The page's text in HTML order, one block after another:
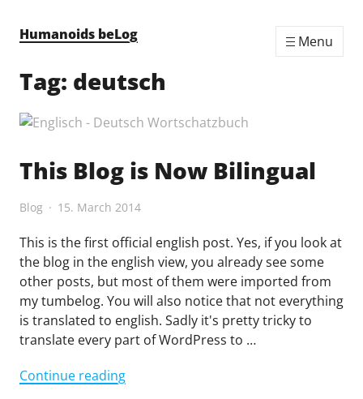
Humanoids beLog
Menu
Tag: deutsch
This Blog is Now Bilingual
Blog 15. March 2014
This is the first official english post. Yes, if you look at
the blog in the english view, you already see some
other posts, but most of them were imported from
my tumbelog. You will also notice that not everything
is translated to english. Sadly it's pretty tricky to
translate every part of WordPress to …
Continue reading"This